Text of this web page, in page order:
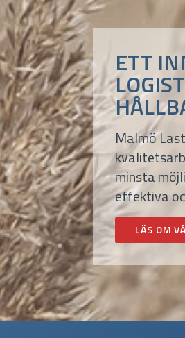
ETT
Malmö
minsta
effektiva
LÄS OM